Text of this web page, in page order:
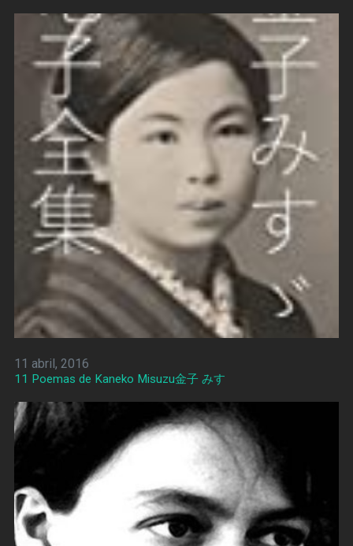
11 abril, 2016
11 Poemas de Kaneko Misuzu金子 みすゞ